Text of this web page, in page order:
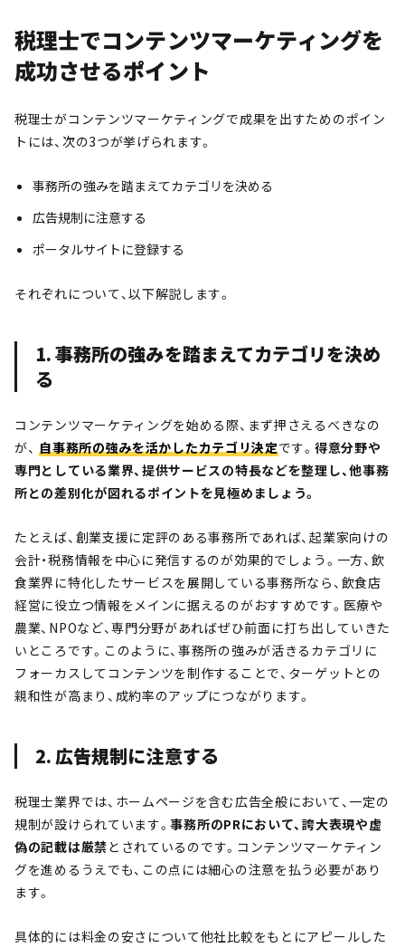
税理士でコンテンツマーケティングを
成功させるポイント
税理士がコンテンツマーケティングで成果を出すためのポイン
トには、次の3つが挙げられます。
事務所の強みを踏まえてカテゴリを決める
広告規制に注意する
ポータルサイトに登録する
それぞれについて、以下解説します。
1. 事務所の強みを踏まえてカテゴリを決め
る
コンテンツマーケティングを始める際、まず押さえるべきなの
が、 自事務所の強みを活かしたカテゴリ決定です。 得意分野や
専門としている業界、提供サービスの特長などを整理し、他事務
所との差別化が図れるポイントを見極めましょう。
たとえば、創業支援に定評のある事務所であれば、起業家向けの
会計・税務情報を中心に発信するのが効果的でしょう。一方、飲
食業界に特化したサービスを展開している事務所なら、飲食店
経営に役立つ情報をメインに据えるのがおすすめです。医療や
農業、NPOなど、専門分野があればぜひ前面に打ち出していきた
いところです。このように、事務所の強みが活きるカテゴリに
フォーカスしてコンテンツを制作することで、ターゲットとの
親和性が高まり、成約率のアップにつながります。
2. 広告規制に注意する
税理士業界では、ホームページを含む広告全般において、一定の
規制が設けられています。事務所のPRにおいて、誇大表現や虚
偽の記載は厳禁とされているのです。コンテンツマーケティン
グを進めるうえでも、この点には細心の注意を払う必要があり
ます。
具体的には料金の安さについて他社比較をもとにアピールした